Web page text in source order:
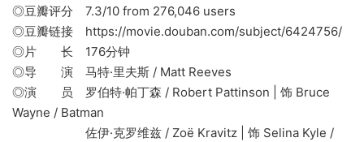
◎豆瓣评分 7.3/10 from 276,046 users
◎豆瓣链接 https://movie.douban.com/subject/6424756/
◎片 长 176分钟
◎导 演 马特·里夫斯 / Matt Reeves
◎演 员 罗伯特·帕丁森 / Robert Pattinson | 饰 Bruce
Wayne / Batman
佐伊·克罗维兹 / Zoë Kravitz | 饰 Selina Kyle /